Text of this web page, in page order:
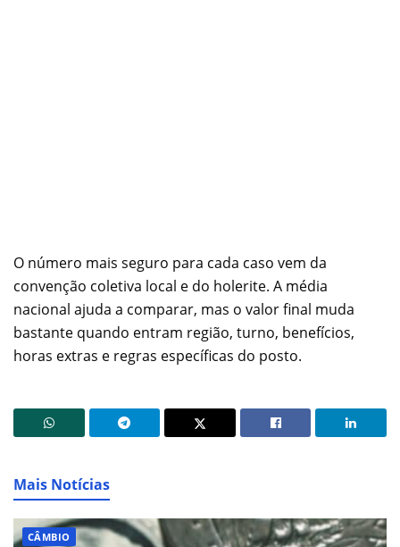
O número mais seguro para cada caso vem da
convenção coletiva local e do holerite. A média
nacional ajuda a comparar, mas o valor final muda
bastante quando entram região, turno, benefícios,
horas extras e regras específicas do posto.
Mais Notícias
CÂMBIO